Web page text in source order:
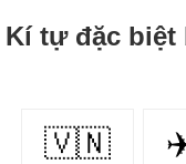
Kí tự đặc biệt
🇻🇳